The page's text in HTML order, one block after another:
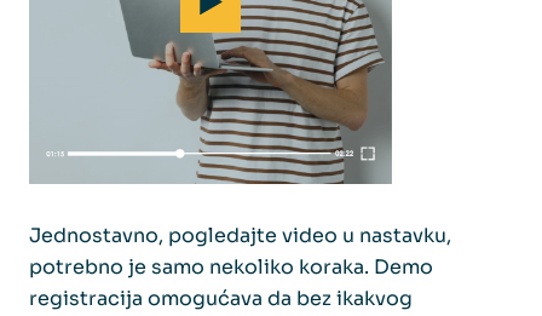
Jednostavno, pogledajte video u nastavku,
potrebno je samo nekoliko koraka. Demo
registracija omogućava da bez ikakvog